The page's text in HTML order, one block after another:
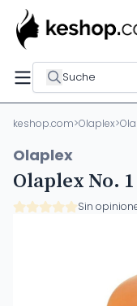
Suche
keshop.com>Olaplex>
Olaplex
Olaplex No.
Sin